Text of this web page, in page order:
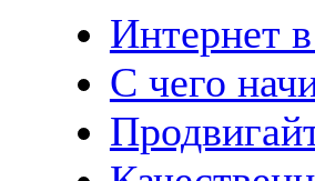
Интернет
С чего